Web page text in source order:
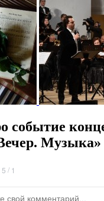
событие
Музыка»
5 / 1